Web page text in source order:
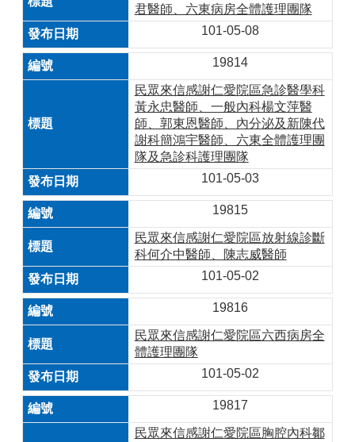
君醫師、六東病房全體護理團隊
101-05-08
19814
民眾來信感謝仁愛院區急診醫學科
黃永忠醫師、一般內科楊文萍醫
師、郭東恩醫師、內分泌及新陳代
謝科簡鴻宇醫師、六東全體護理團
隊及急診科護理團隊
101-05-03
19815
民眾來信感謝仁愛院區放射線診斷
科何介中醫師、陳志威醫師
101-05-02
19816
民眾來信感謝仁愛院區六西病房全
體護理團隊
101-05-02
19817
民眾來信感謝仁愛院區胸腔內科鄒